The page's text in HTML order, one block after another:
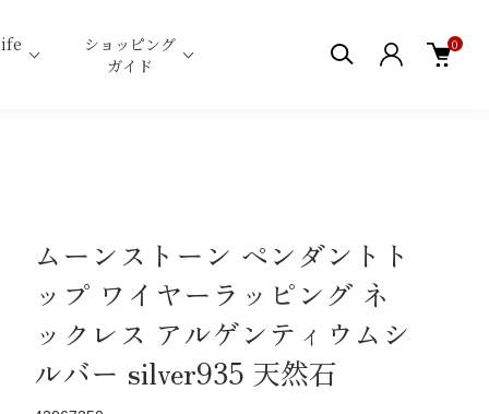
ショッピング
ガイド
0
ムーンストーン ペンダントト
ップ ワイヤーラッピング ネ
ックレス アルゲンティウムシ
ルバー silver935 天然石